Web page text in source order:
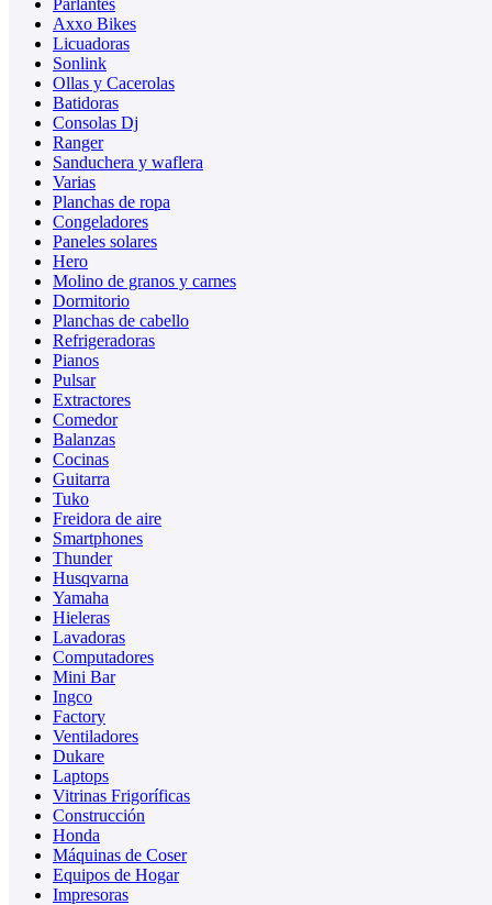
Axxo Bikes
Licuadoras
Sonlink
Ollas y Cacerolas
Batidoras
Consolas Dj
Ranger
Sanduchera y waflera
Varias
Planchas de ropa
Congeladores
Paneles solares
Hero
Molino de granos y carnes
Dormitorio
Planchas de cabello
Refrigeradoras
Pianos
Pulsar
Extractores
Comedor
Balanzas
Cocinas
Guitarra
Tuko
Freidora de aire
Smartphones
Thunder
Husqvarna
Yamaha
Hieleras
Lavadoras
Computadores
Mini Bar
Ingco
Factory
Ventiladores
Dukare
Laptops
Vitrinas Frigoríficas
Construcción
Honda
Máquinas de Coser
Equipos de Hogar
Impresoras